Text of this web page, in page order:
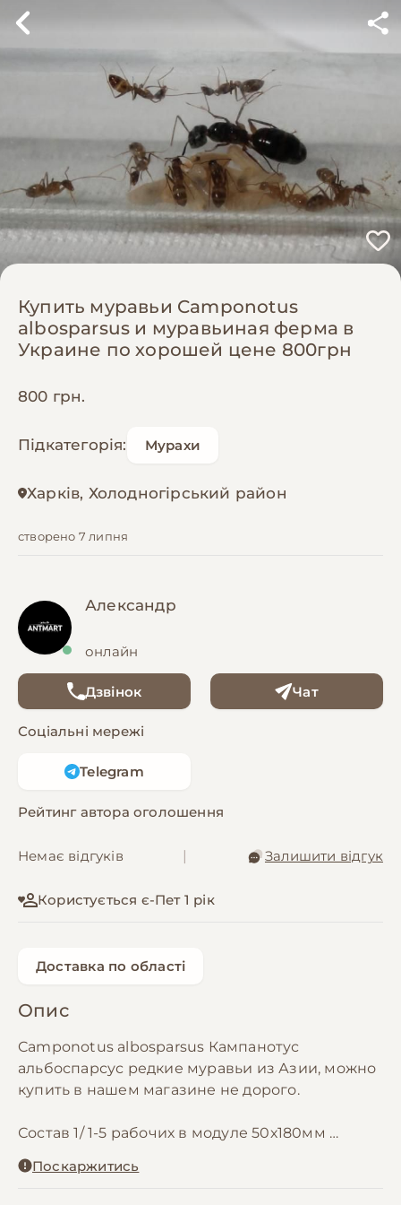
Купить муравьи Camponotus
albosparsus и муравьиная ферма в
Украине по хорошей цене 800грн
800 грн.
Підкатегорія: Мурахи
Харків, Холодногірський район
створено 7 липня
Александр
онлайн
Дзвінок Чат
Соціальні мережі
Telegram
Рейтинг автора оголошення
Немає відгуків Залишити відгук
Користується є-Пет 1 рік
Доставка по області
Опис
Camponotus albosparsus Кампанотус
альбоспарсус редкие муравьи из Азии, можно
купить в нашем магазине не дорого.
Состав 1/ 1-5 рабочих в модуле 50х180мм
Продаются с модулями, цена указана с
Поскаржитись